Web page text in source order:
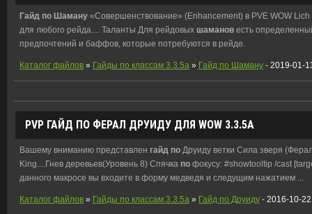
Гайд по Шаману «Совершенствование» (Enhancement) в PVE WOW
для любого рейда.... Таланты Для рейдовых шаманов есть
предпочтений и баффов, которые потребуются в рейде.
Каталог файлов » Гайды по классам 3.3.5a » Гайд по Шаману - 2019-01-
PVP ГАЙД ПО ФЕРАЛ ДРУИДУ ДЛЯ WOW 3.3.5A
Вашему вниманию представлен гайд по Друиду ветки Сила зверя
King....Гнев деревьев(Уровень 8) Спячка по фокусу: #showtooltip /cast
данного макросе вы входите в форму медведя и следущим нажатием ...
Каталог файлов » Гайды по классам 3.3.5a » Гайд по Друиду - 2016-10-